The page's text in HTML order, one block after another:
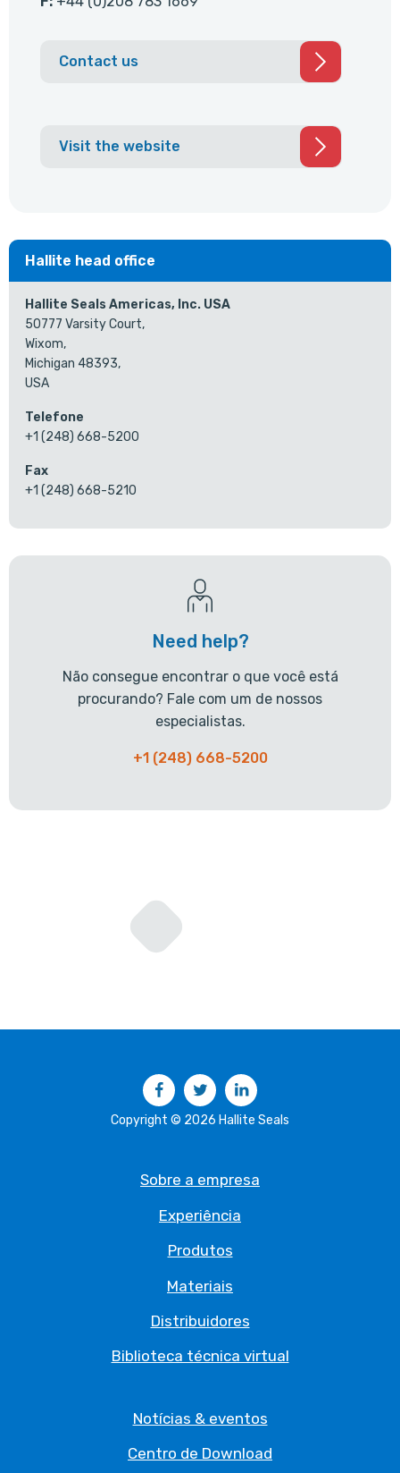
Contact us
Visit the website
Hallite head office
Hallite Seals Americas, Inc. USA
50777 Varsity Court,
Wixom,
Michigan 48393,
USA
Telefone
+1 (248) 668-5200
Fax
+1 (248) 668-5210
Need help?
Não consegue encontrar o que você está
procurando? Fale com um de nossos
especialistas.
+1 (248) 668-5200
FacebookTwitter
Copyright © 2026 Hallite Seals
Sobre a empresa
Experiência
Produtos
Materiais
Distribuidores
Biblioteca técnica virtual
Notícias & eventos
Centro de Download